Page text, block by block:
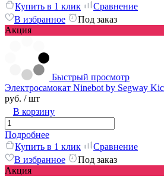
Купить в 1 клик
Сравнение
В избранное
Под заказ
Акция
Быстрый просмотр
Электросамокат Ninebot by Segway
руб. / шт
В корзину
Подробнее
Купить в 1 клик
Сравнение
В избранное
Под заказ
Акция